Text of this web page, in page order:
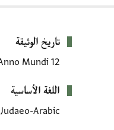
تاريخ الوثيقة
12 Adar I 5562 Anno Mundi
اللغة الأساسية
Judaeo-Arabic